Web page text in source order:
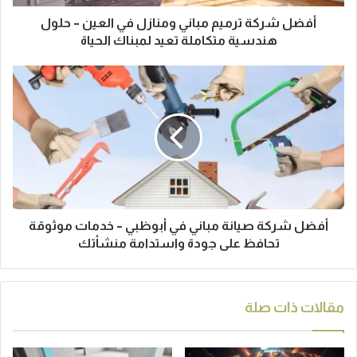
أفضل شركة ترميم مباني ومنازل في العين – حلول
هندسية متكاملة تعيد لمبناك الحياة
أفضل شركة صيانة مباني في أبوظبي – خدمات موثوقة
تحافظ على جودة واستدامة منشأتك
مقالات ذات صلة